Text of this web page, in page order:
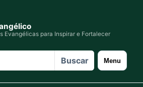
Evangélicas para Inspirar e Fortalecer
Buscar Menu